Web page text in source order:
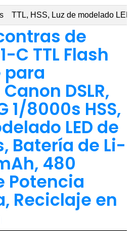
TTL, HSS, Luz de modelado LED,
de
C TTL Flash
para
DSLR,
1/8000s HSS,
LED de
Batería de Li-
480
Potencia
Reciclaje en